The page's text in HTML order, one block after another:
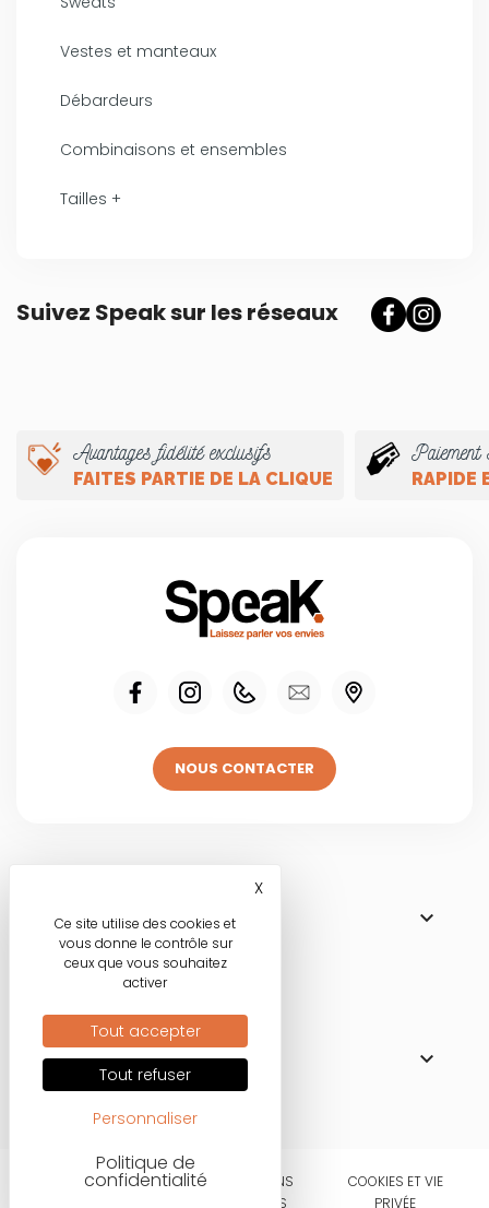
Vestes et manteaux
Débardeurs
Combinaisons et ensembles
Tailles +
Suivez Speak sur les réseaux
Avantages fidélité exclusifs
FAITES PARTIE DE LA CLIQUE
Paiement
RAPIDE
NOUS CONTACTER

NOS BOUTIQUES

Nos engagements
MODE RESPONSABLE
CONDITIONS
MENTIONS
LÉGALES
COOKIES ET VIE
PRIVÉE
Ce site utilise des cookies et
vous donne le contrôle sur
ceux que vous souhaitez
activer
Tout accepter
Tout refuser
Personnaliser
Politique de
confidentialité
XMasquer le bandeau des